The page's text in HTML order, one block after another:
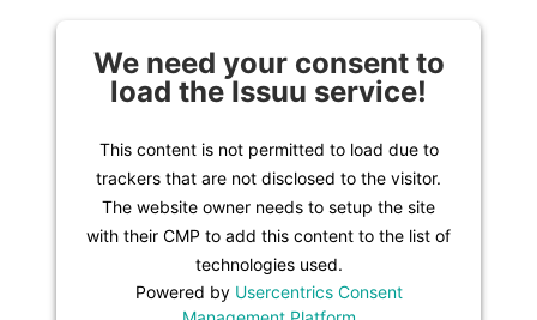
We need your consent to
load the Issuu service!
This content is not permitted to load due to
trackers that are not disclosed to the visitor.
The website owner needs to setup the site
with their CMP to add this content to the list of
technologies used.
Powered by Usercentrics Consent